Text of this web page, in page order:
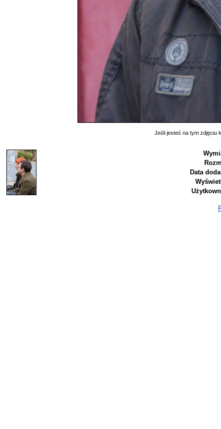
Jeśli jesteś na tym zdjęciu
Data